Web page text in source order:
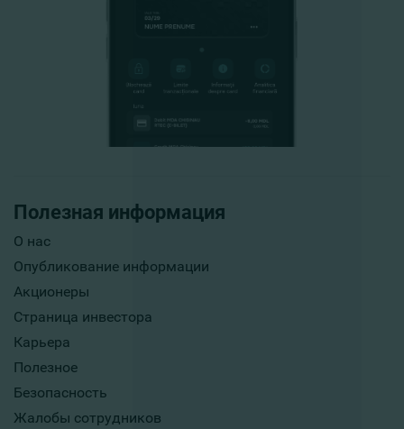
Полезная информация
О нас
Опубликование информации
Акционеры
Страница инвестора
Карьера
Полезное
Безопасность
Жалобы сотрудников